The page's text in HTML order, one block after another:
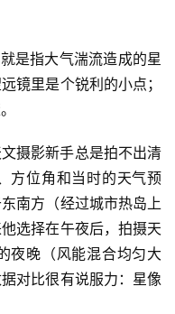
是指大气湍流造成的星
镜里是个锐利的小点；
摄影新手总是拍不出清
方位角和当时的天气预
南方（经过城市热岛上
选择在午夜后，拍摄天
夜晚（风能混合均匀大
对比很有说服力：星像